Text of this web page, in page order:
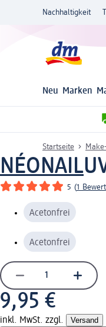
Nachhaltigkeit
Neu Marken
Startseite
NÉONAIL
5 (1
Acetonfrei
Acetonfrei
9,95 €
inkl. MwSt. zzgl. Versand